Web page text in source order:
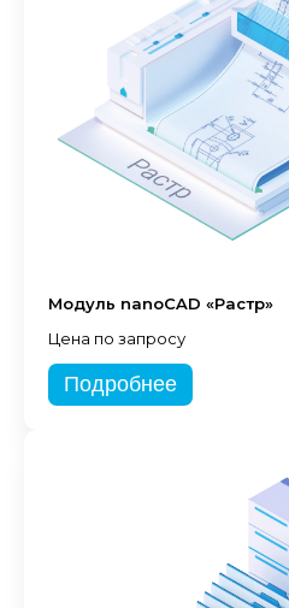
Модуль nanoCAD «Растр»
Цена по запросу
Подробнее